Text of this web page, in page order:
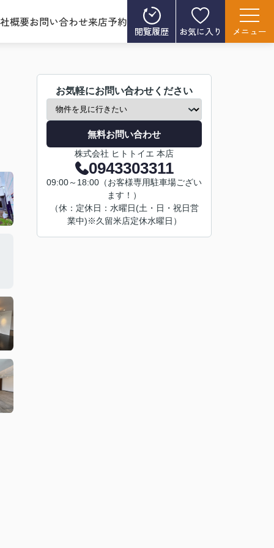
概要お問い合わせ来店予約
閲覧履歴 お気に入り メニュー
お気軽にお問い合わせください
無料お問い合わせ
株式会社 ヒトトイエ 本店
0943303311
09:00～18:00（お客様専用駐車場ござい
ます！）
（休：定休日：水曜日(土・日・祝日営
業中)※久留米店定休水曜日）